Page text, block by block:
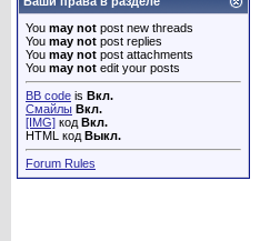
You may not post new threads
You may not post replies
You may not post attachments
You may not edit your posts
BB code is Вкл.
Смайлы Вкл.
[IMG] код Вкл.
HTML код Выкл.
Forum Rules